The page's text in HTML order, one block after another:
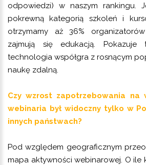
odpowiedzi) w naszym rankingu.
pokrewną kategorią szkoleń i
otrzymamy aż 36%
zajmują się edukacją.
technologia współgra z rosnącym
naukę zdalną.
Czy wzrost zapotrzebowania na
webinaria był widoczny tylko w
innych państwach?
Pod względem geograficznym
mapa aktywności webinarowej. O ile